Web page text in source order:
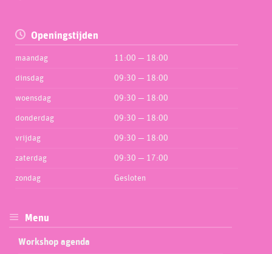
Openingstijden
maandag 11:00 — 18:00
dinsdag 09:30 — 18:00
woensdag 09:30 — 18:00
donderdag 09:30 — 18:00
vrijdag 09:30 — 18:00
zaterdag 09:30 — 17:00
zondag Gesloten
Menu
Workshop agenda